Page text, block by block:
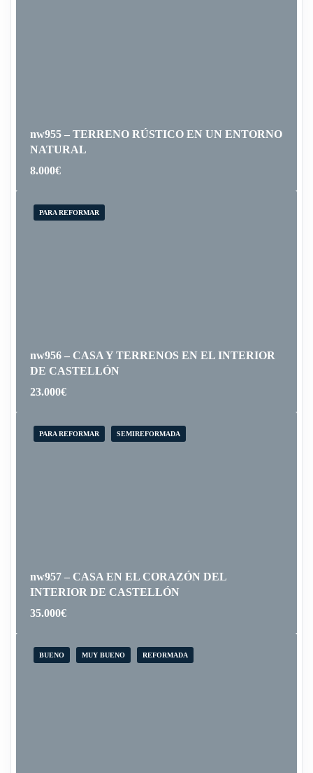
nw955 – TERRENO RÚSTICO EN UN ENTORNO
NATURAL
8.000€
PARA REFORMAR
nw956 – CASA Y TERRENOS EN EL INTERIOR
DE CASTELLÓN
23.000€
PARA REFORMAR SEMIREFORMADA
nw957 – CASA EN EL CORAZÓN DEL
INTERIOR DE CASTELLÓN
35.000€
BUENO MUY BUENO REFORMADA